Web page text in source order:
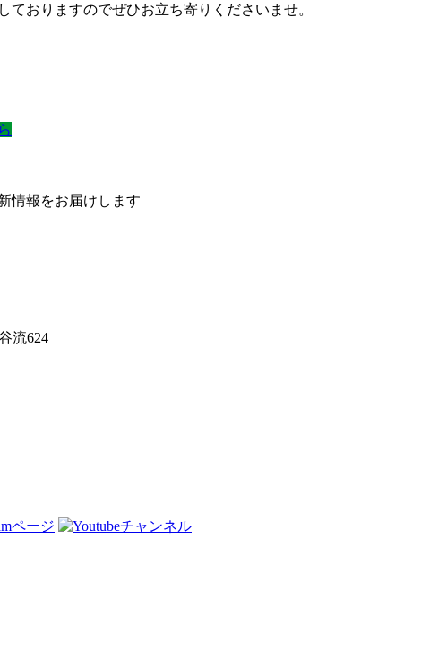
ておりますのでぜひお立ち寄りくださいませ。
情報をお届けします
流624